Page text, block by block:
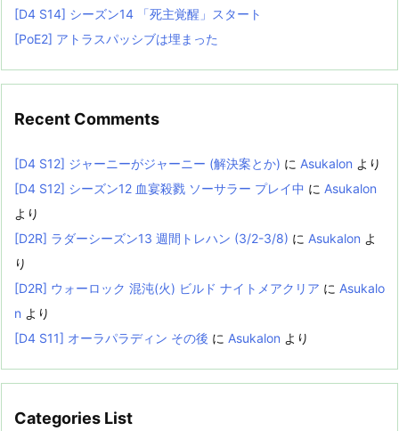
[D4 S14] シーズン14 「死主覚醒」スタート
[PoE2] アトラスパッシブは埋まった
Recent Comments
[D4 S12] ジャーニーがジャーニー (解決案とか) に Asukalon より
[D4 S12] シーズン12 血宴殺戮 ソーサラー プレイ中 に Asukalon
より
[D2R] ラダーシーズン13 週間トレハン (3/2-3/8) に Asukalon よ
り
[D2R] ウォーロック 混沌(火) ビルド ナイトメアクリア に Asukalo
n より
[D4 S11] オーラパラディン その後 に Asukalon より
Categories List